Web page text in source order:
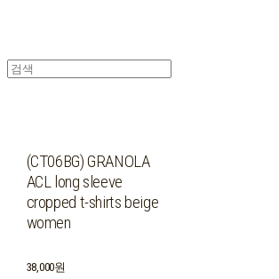
(CT06BG) GRANOLA
ACL long sleeve
cropped t-shirts beige
women
38,000원